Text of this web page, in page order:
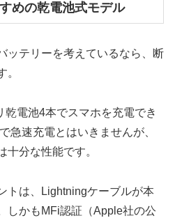
めの乾電池式モデル
ッテリーを考えているなら、断
。
乾電池4本でスマホを充電でき
急速充電とはいきませんが、
十分な性能です。
トは、Lightningケーブルが本
しかもMFi認証（Apple社の公